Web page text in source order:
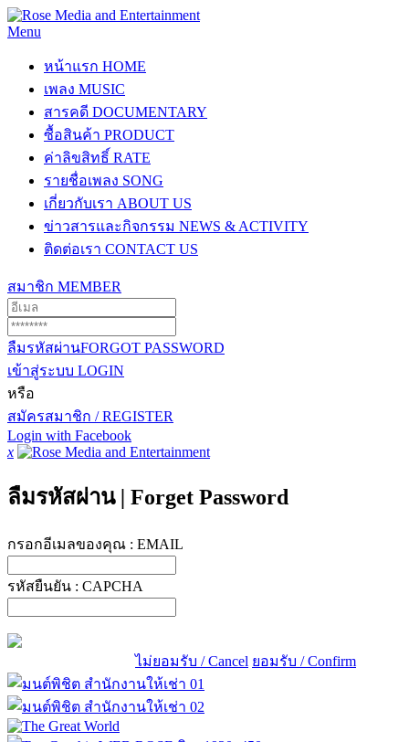
Menu
หน้าแรก HOME
เพลง MUSIC
สารคดี DOCUMENTARY
ซื้อสินค้า PRODUCT
ค่าลิขสิทธิ์ RATE
รายชื่อเพลง SONG
เกี่ยวกับเรา ABOUT US
ข่าวสารและกิจกรรม NEWS & ACTIVITY
ติดต่อเรา CONTACT US
สมาชิก MEMBER
ลืมรหัสผ่านFORGOT PASSWORD
เข้าสู่ระบบ LOGIN
หรือ
สมัครสมาชิก / REGISTER
Login with Facebook
x
ลืมรหัสผ่าน | Forget Password
กรอกอีเมลของคุณ : EMAIL
รหัสยืนยัน : CAPCHA
ไม่ยอมรับ / Cancel ยอมรับ / Confirm